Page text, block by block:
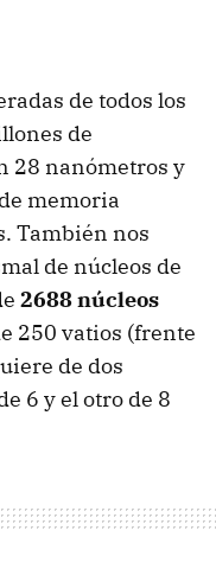
de todos los
de
28 nanómetros y
memoria
También nos
de núcleos de
2688 núcleos
250 vatios (frente
de dos
6 y el otro de 8